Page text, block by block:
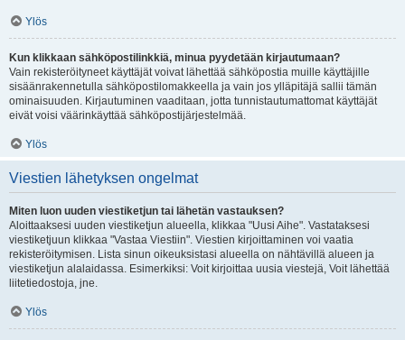
Ylös
Kun klikkaan sähköpostilinkkiä, minua pyydetään kirjautumaan?
Vain rekisteröityneet käyttäjät voivat lähettää sähköpostia muille käyttäjille
sisäänrakennetulla sähköpostilomakkeella ja vain jos ylläpitäjä sallii tämän
ominaisuuden. Kirjautuminen vaaditaan, jotta tunnistautumattomat käyttäjät
eivät voisi väärinkäyttää sähköpostijärjestelmää.
Ylös
Viestien lähetyksen ongelmat
Miten luon uuden viestiketjun tai lähetän vastauksen?
Aloittaaksesi uuden viestiketjun alueella, klikkaa "Uusi Aihe". Vastataksesi
viestiketjuun klikkaa "Vastaa Viestiin". Viestien kirjoittaminen voi vaatia
rekisteröitymisen. Lista sinun oikeuksistasi alueella on nähtävillä alueen ja
viestiketjun alalaidassa. Esimerkiksi: Voit kirjoittaa uusia viestejä, Voit lähettää
liitetiedostoja, jne.
Ylös